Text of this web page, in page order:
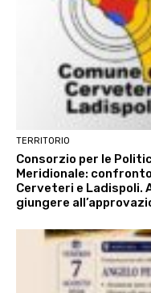
TERRITORIO
Consorzio per le
Meridionale:
Cerveteri e Ladispoli.
giungere